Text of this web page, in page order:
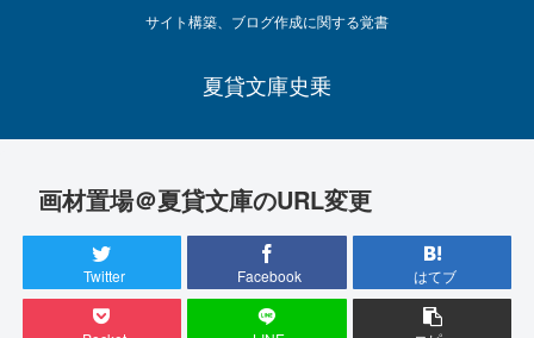
サイト構築、ブログ作成に関する覚書
夏貸文庫史乗
画材置場＠夏貸文庫のURL変更
Twitter Facebook はてブ